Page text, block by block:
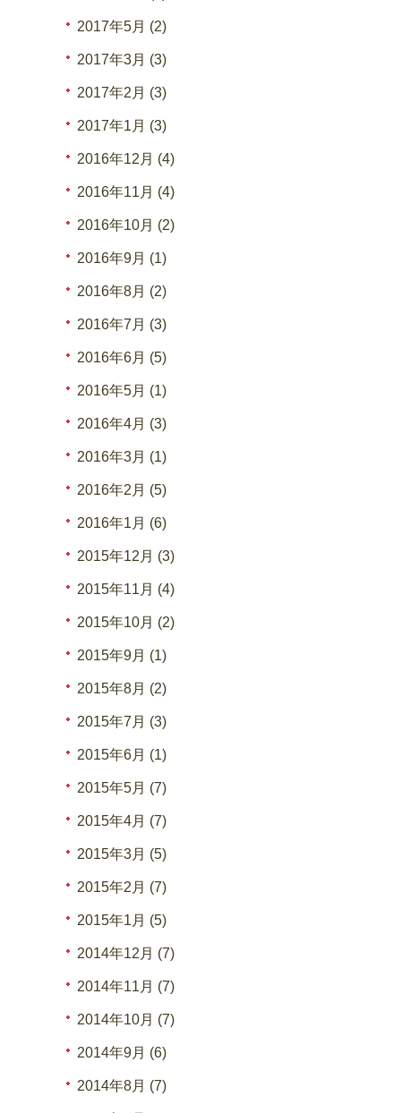
2017年5月 (2)
2017年3月 (3)
2017年2月 (3)
2017年1月 (3)
2016年12月 (4)
2016年11月 (4)
2016年10月 (2)
2016年9月 (1)
2016年8月 (2)
2016年7月 (3)
2016年6月 (5)
2016年5月 (1)
2016年4月 (3)
2016年3月 (1)
2016年2月 (5)
2016年1月 (6)
2015年12月 (3)
2015年11月 (4)
2015年10月 (2)
2015年9月 (1)
2015年8月 (2)
2015年7月 (3)
2015年6月 (1)
2015年5月 (7)
2015年4月 (7)
2015年3月 (5)
2015年2月 (7)
2015年1月 (5)
2014年12月 (7)
2014年11月 (7)
2014年10月 (7)
2014年9月 (6)
2014年8月 (7)